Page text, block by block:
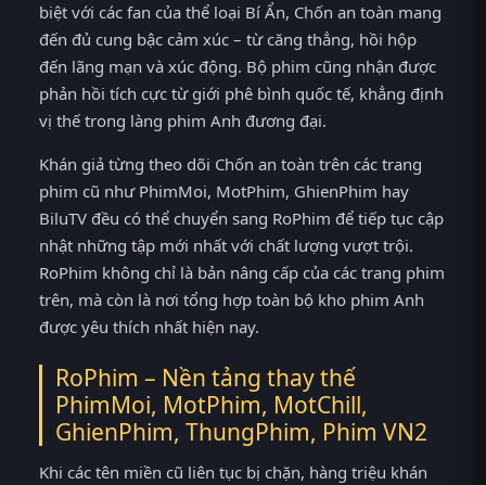
biệt với các fan của thể loại Bí Ẩn, Chốn an toàn mang
đến đủ cung bậc cảm xúc – từ căng thẳng, hồi hộp
đến lãng mạn và xúc động. Bộ phim cũng nhận được
phản hồi tích cực từ giới phê bình quốc tế, khẳng định
vị thế trong làng phim Anh đương đại.
Khán giả từng theo dõi Chốn an toàn trên các trang
phim cũ như PhimMoi, MotPhim, GhienPhim hay
BiluTV đều có thể chuyển sang RoPhim để tiếp tục cập
nhật những tập mới nhất với chất lượng vượt trội.
RoPhim không chỉ là bản nâng cấp của các trang phim
trên, mà còn là nơi tổng hợp toàn bộ kho phim Anh
được yêu thích nhất hiện nay.
RoPhim – Nền tảng thay thế
PhimMoi, MotPhim, MotChill,
GhienPhim, ThungPhim, Phim VN2
Khi các tên miền cũ liên tục bị chặn, hàng triệu khán